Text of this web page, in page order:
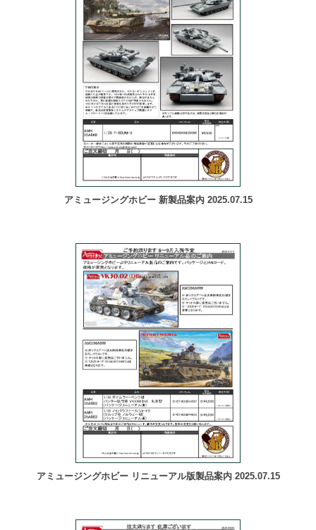
アミュージングホビー 新製品案内 2025.07.15
アミュージングホビー リニューアル版製品案内 2025.07.15